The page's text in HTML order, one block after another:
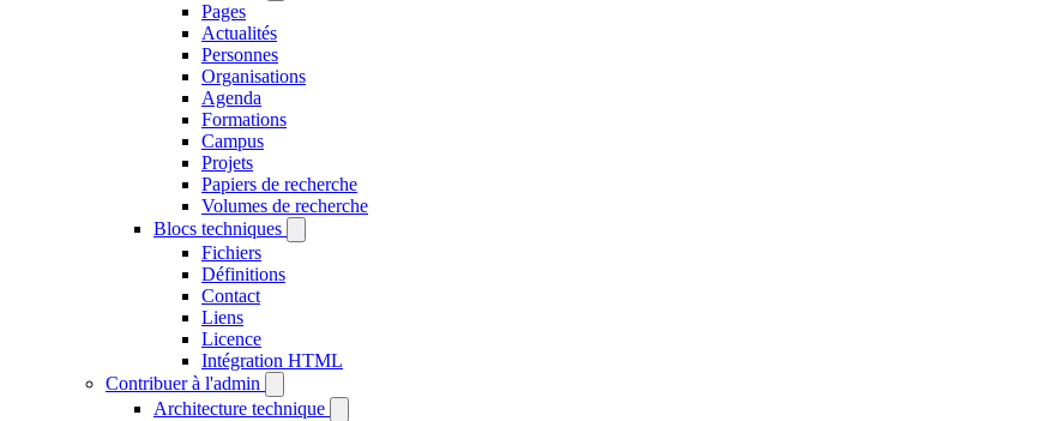
Pages
Actualités
Personnes
Organisations
Agenda
Formations
Campus
Projets
Papiers de recherche
Volumes de recherche
Blocs techniques
Fichiers
Définitions
Contact
Liens
Licence
Intégration HTML
Contribuer à l'admin
Architecture technique